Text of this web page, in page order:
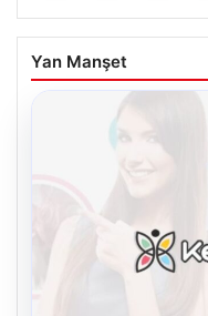
Yan Manşet